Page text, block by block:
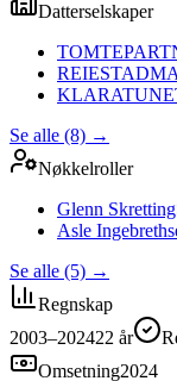
Datterselskaper
Se alle (8) →
Nøkkelroller
Glenn Skretting
Asle
Se alle (5) →
Regnskap
2003–202422 år
Omsetning2024